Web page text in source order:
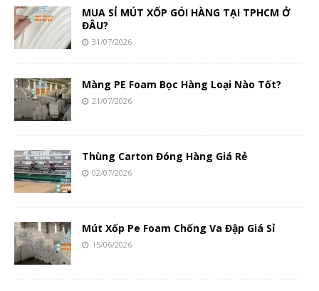
MUA SỈ MÚT XỐP GÓI HÀNG TẠI TPHCM Ở
ĐÂU?
31/07/2026
Màng PE Foam Bọc Hàng Loại Nào Tốt?
21/07/2026
Thùng Carton Đóng Hàng Giá Rẻ
02/07/2026
Mút Xốp Pe Foam Chống Va Đập Giá Sỉ
15/06/2026